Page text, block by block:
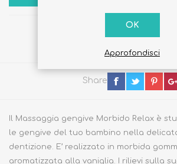
Share
Il Massaggia gengive Morbido Relax è
le gengive del tuo bambino nella
dentizione. E’ realizzato in morbida
aromatizzata alla vaniglia. I rilievi sulla
OK
Approfondisci